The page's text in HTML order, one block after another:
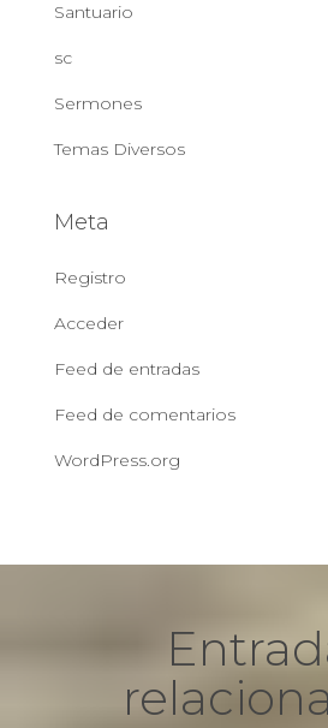
Santuario
sc
Sermones
Temas Diversos
Meta
Registro
Acceder
Feed de entradas
Feed de comentarios
WordPress.org